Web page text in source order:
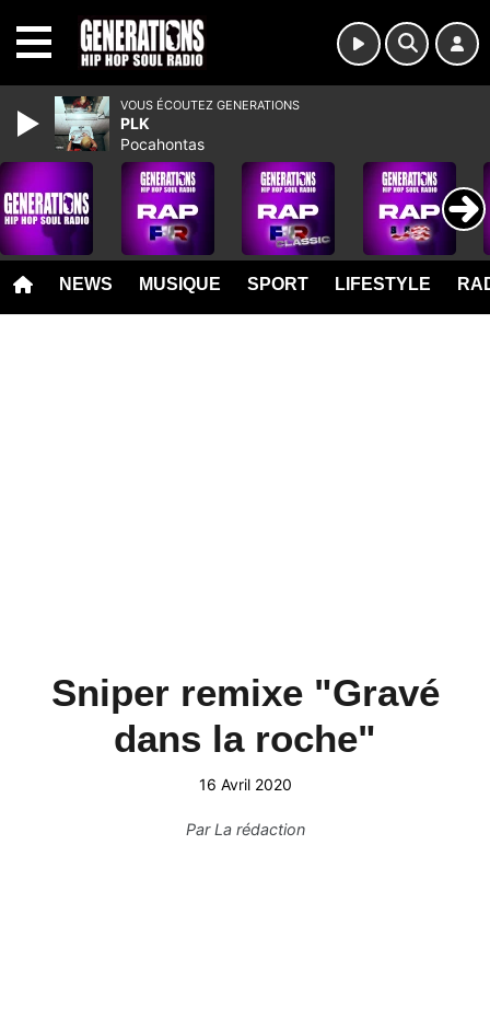
NEWS MUSIQUE SPORT LIFESTYLE
Sniper remixe "Gravé
dans la roche"
16 Avril 2020
ParLa rédaction
VOUS ÉCOUTEZ GENERATIONS
PLK
Pocahontas